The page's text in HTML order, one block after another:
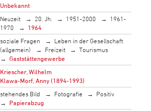
Unbekannt
Neuzeit 20. Jh. 1951-2000
1961-
1970
1964
soziale Fragen
Leben in der Gesellschaft
(allgemein)
Freizeit
Tourismus
Gaststättengewerbe
Kriescher, Wilhelm
Klawa-Morf, Anny (1894-1993)
stehendes Bild Fotografie
Positiv
Papierabzug